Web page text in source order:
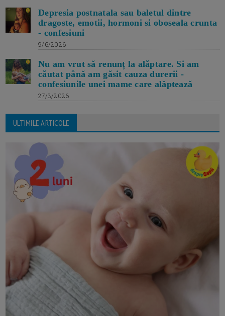
Depresia postnatala sau baletul dintre
dragoste, emotii, hormoni si oboseala crunta
- confesiuni
9/6/2026
Nu am vrut să renunț la alăptare. Si am
căutat până am găsit cauza durerii -
confesiunile unei mame care alăptează
27/3/2026
ULTIMILE ARTICOLE